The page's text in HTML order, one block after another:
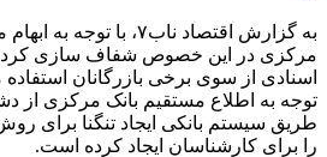
به گزارش اقتصاد ناب۷،
مرکزی در این خصوص شفاف سازی
اسنادی از سوی برخی بازرگانان
توجه به اطلاع مستقیم بانک مرکزی از
طریق سیستم بانکی ایجاد تنگنا برای
را برای کارشناسان ایجاد کرده است.